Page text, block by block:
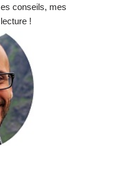
conseils, mes
!